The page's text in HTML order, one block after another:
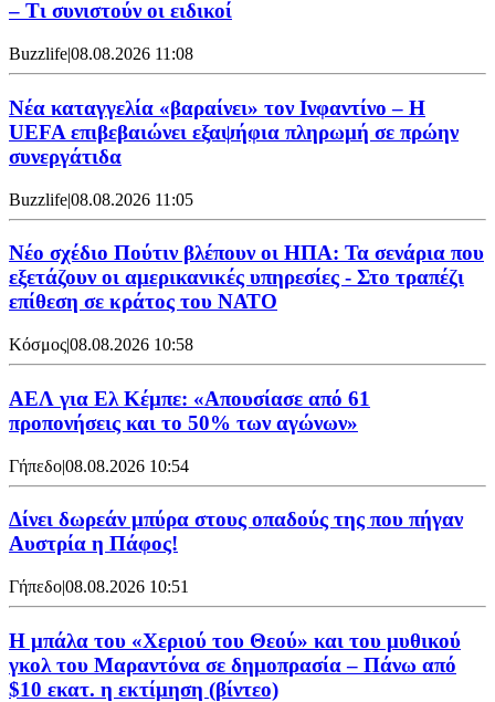
– Τι συνιστούν οι ειδικοί
Buzzlife|08.08.2026 11:08
Νέα καταγγελία «βαραίνει» τον Ινφαντίνο – Η
UEFA επιβεβαιώνει εξαψήφια πληρωμή σε πρώην
συνεργάτιδα
Buzzlife|08.08.2026 11:05
Νέο σχέδιο Πούτιν βλέπουν οι ΗΠΑ: Τα σενάρια που
εξετάζουν οι αμερικανικές υπηρεσίες - Στο τραπέζι
επίθεση σε κράτος του ΝΑΤΟ
Κόσμος|08.08.2026 10:58
ΑΕΛ για Ελ Κέμπε: «Απουσίασε από 61
προπονήσεις και το 50% των αγώνων»
Γήπεδο|08.08.2026 10:54
Δίνει δωρεάν μπύρα στους οπαδούς της που πήγαν
Αυστρία η Πάφος!
Γήπεδο|08.08.2026 10:51
Η μπάλα του «Χεριού του Θεού» και του μυθικού
γκολ του Μαραντόνα σε δημοπρασία – Πάνω από
$10 εκατ. η εκτίμηση (βίντεο)